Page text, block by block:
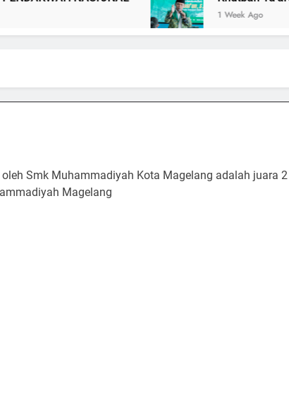
1 Week Ago
Smk Muhammadiyah Kota Magelang adalah juara
Magelang